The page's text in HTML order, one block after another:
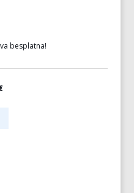
besplatna!